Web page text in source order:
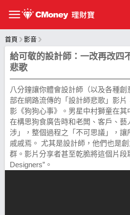
首頁 影音
給可敬的設計師：一改再改四
悲歌
八分鐘讓你體會設計師（以及各種
部在網路流傳的「設計師悲歌」影片
影《狗狗心事》。男星中村獅童在
在構思狗食廣告時和老闆、客戶、藝
涉」，整個過程之「不可思議」，讓
戚戚焉。 尤其是設計師，他們也是
群。影片分享者甚至乾脆將這個片段
Designers”。